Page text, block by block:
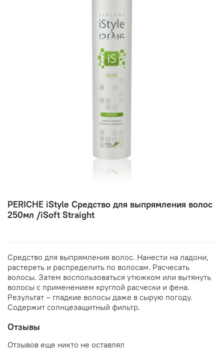
PERICHE iStyle Средство для выпрямления волос
250мл /iSoft Straight
Средство для выпрямления волос. Нанести на ладони,
растереть и распределить по волосам. Расчесать
волосы. Затем воспользоваться утюжком или вытянуть
волосы с применением круглой расчески и фена.
Результат – гладкие волосы даже в сырую погоду.
Содержит солнцезащитный фильтр.
Отзывы
Отзывов еще никто не оставлял